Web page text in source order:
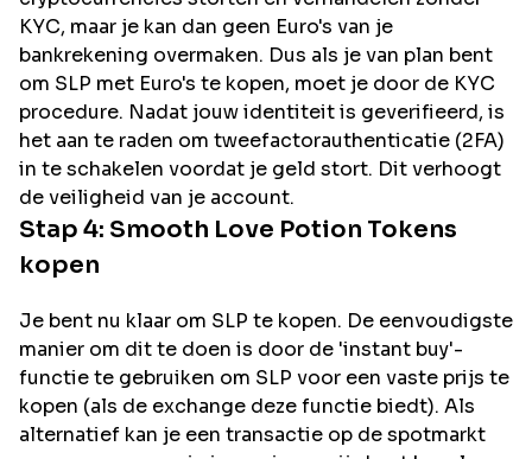
KYC, maar je kan dan geen Euro's van je
bankrekening overmaken. Dus als je van plan bent
om SLP met Euro's te kopen, moet je door de KYC
procedure. Nadat jouw identiteit is geverifieerd, is
het aan te raden om tweefactorauthenticatie (2FA)
in te schakelen voordat je geld stort. Dit verhoogt
de veiligheid van je account.
Stap 4: Smooth Love Potion Tokens
kopen
Je bent nu klaar om SLP te kopen. De eenvoudigste
manier om dit te doen is door de 'instant buy'-
functie te gebruiken om SLP voor een vaste prijs te
kopen (als de exchange deze functie biedt). Als
alternatief kan je een transactie op de spotmarkt